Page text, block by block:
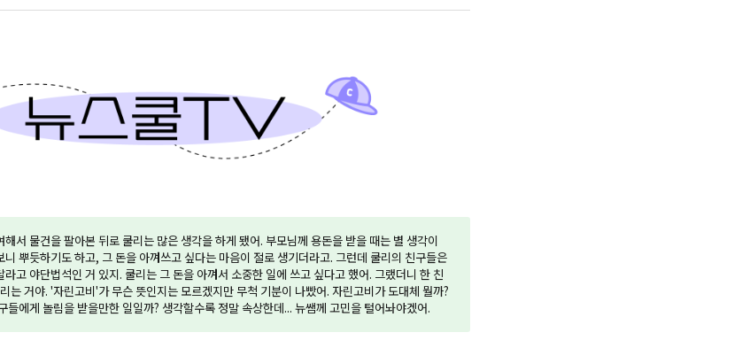
서 물건을 팔아본 뒤로 쿨리는 많은 생각을 하게 됐어. 부모님께 용돈을 받을 때는 별 생각이
니 뿌듯하기도 하고, 그 돈을 아껴쓰고 싶다는 마음이 절로 생기더라고. 그런데 쿨리의 친구들은
고 야단법석인 거 있지. 쿨리는 그 돈을 아껴서 소중한 일에 쓰고 싶다고 했어. 그랬더니 한 친
는 거야. '자린고비'가 무슨 뜻인지는 모르겠지만 무척 기분이 나빴어. 자린고비가 도대체 뭘까?
들에게 놀림을 받을만한 일일까? 생각할수록 정말 속상한데... 뉴쌤께 고민을 털어놔야겠어.